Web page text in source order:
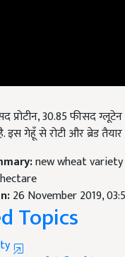
इस गेहूँ से रोटी और ब्रेड
new wheat variety
26 November 2019,
Topics
variety